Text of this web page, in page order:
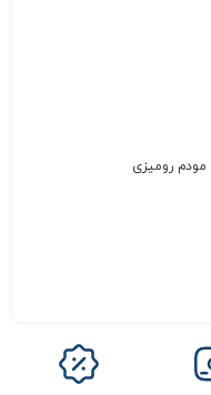
مودم رومیزی